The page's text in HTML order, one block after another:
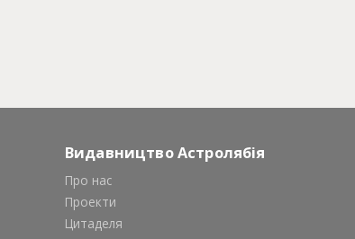
Видавництво Астролябія
Про нас
Проекти
Цитаделя